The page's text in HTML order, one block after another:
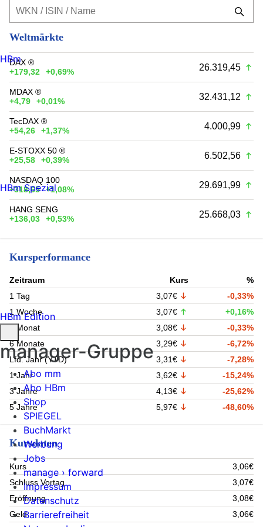
Weltmärkte
DAX ®
+179,32
+0,69% 26.319,45
MDAX ®
+4,79
+0,01% 32.431,12
TecDAX ®
+54,26
+1,37% 4.000,99
E-STOXX 50 ®
+25,58
+0,39% 6.502,56
NASDAQ 100
+318,65
+1,08% 29.691,99
HANG SENG
+136,03
+0,53% 25.668,03
Kursperformance
Zeitraum Kurs
%
1 Tag
3,07€
-0,33%
1 Woche
3,07€
+0,16%
1 Monat
3,08€
-0,33%
6 Monate
3,29€
-6,72%
Lfd. Jahr (YTD)
3,31€
-7,28%
1 Jahr
3,62€
-15,24%
3 Jahre
4,13€
-25,62%
5 Jahre
5,97€ -48,60%
Kursdaten
Kurs
3,06€
Schluss Vortag
3,07€
Eröffnung
3,08€
Geld
3,06€
HBm
HBm Spezial
HBm Edition
manager-Gruppe
Abo mm
Abo HBm
Shop
SPIEGEL
BuchMarkt
Werbung
Jobs
manage › forward
Impressum
Datenschutz
Barrierefreiheit